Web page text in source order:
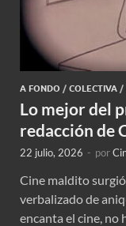
A FONDO / COLECTIVA /
Lo mejor del
redacción de
22 julio, 2026 - por
Cine maldito
verbalizado de
encanta el cine, no